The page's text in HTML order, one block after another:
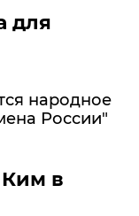
для
народное
России"
в